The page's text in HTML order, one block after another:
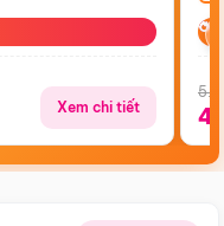
Xem chi tiết